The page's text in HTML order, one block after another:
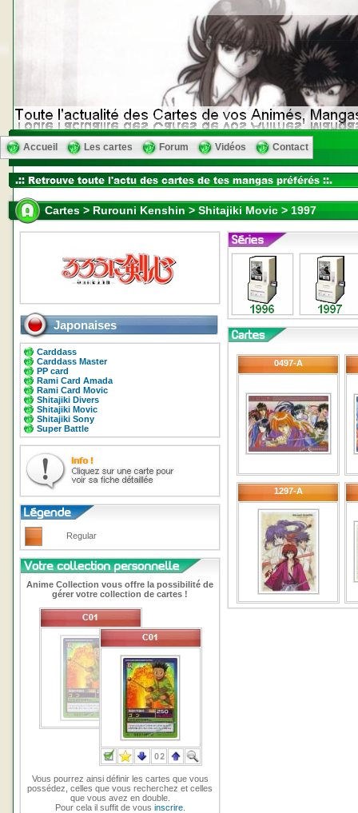
Accueil Les cartes Forum Vidéos Contact
Cartes > Rurouni Kenshin > Shitajiki Movic > 1997
Japonaises
Carddass
Carddass Master
PP card
Rami Card Amada
Rami Card Movic
Shitajiki Divers
Shitajiki Movic
Shitajiki Sony
Super Battle
Regular
Anime Collection vous offre la possibilité de
gérer votre collection de cartes !
Vous pourrez ainsi définir les cartes que vous
possédez, celles que vous recherchez et celles
que vous avez en double.
Pour cela il suffit de vous inscrire.
0497-A
1297-A